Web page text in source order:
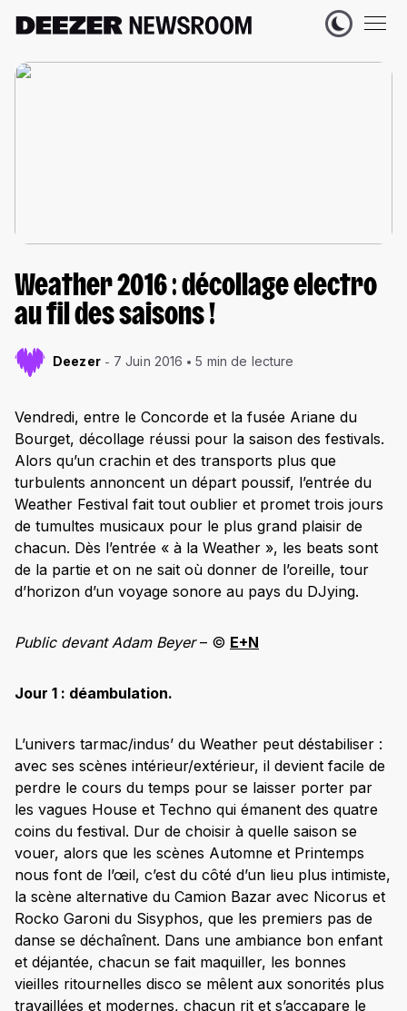
Weather 2016 : décollage electro
au fil des saisons !
Deezer 7 Juin 2016 5 min de lecture
Vendredi, entre le Concorde et la fusée Ariane du
Bourget, décollage réussi pour la saison des festivals.
Alors qu’un crachin et des transports plus que
turbulents annoncent un départ poussif, l’entrée du
Weather Festival fait tout oublier et promet trois jours
de tumultes musicaux pour le plus grand plaisir de
chacun. Dès l’entrée « à la Weather », les beats sont
de la partie et on ne sait où donner de l’oreille, tour
d’horizon d’un voyage sonore au pays du DJying.
Public devant Adam Beyer– © E+N
Jour 1 : déambulation.
L’univers tarmac/indus’ du Weather peut déstabiliser :
avec ses scènes intérieur/extérieur, il devient facile de
perdre le cours du temps pour se laisser porter par
les vagues House et Techno qui émanent des quatre
coins du festival. Dur de choisir à quelle saison se
vouer, alors que les scènes Automne et Printemps
nous font de l’œil, c’est du côté d’un lieu plus intimiste,
la scène alternative du Camion Bazar avec Nicorus et
Rocko Garoni du Sisyphos, que les premiers pas de
danse se déchaînent. Dans une ambiance bon enfant
et déjantée, chacun se fait maquiller, les bonnes
vieilles ritournelles disco se mêlent aux sonorités plus
travaillées et modernes, chacun rit et s’accapare le